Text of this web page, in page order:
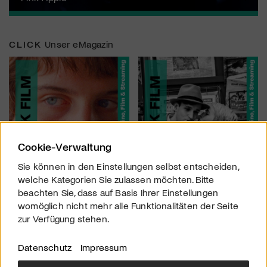
CLICK Unser eMagazin
Cookie-Verwaltung
Sie können in den Einstellungen selbst entscheiden,
welche Kategorien Sie zulassen möchten. Bitte
beachten Sie, dass auf Basis Ihrer Einstellungen
womöglich nicht mehr alle Funktionalitäten der Seite
zur Verfügung stehen.
Datenschutz Impressum